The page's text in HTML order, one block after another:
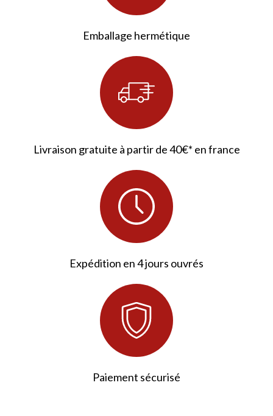
Emballage hermétique
Livraison gratuite à partir de 40€* en france
Expédition en 4 jours ouvrés
Paiement sécurisé